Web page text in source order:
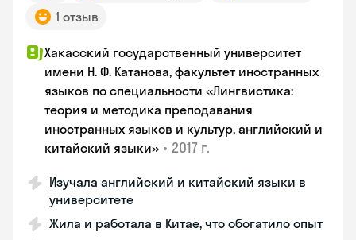
1 отзыв
Хакасский государственный университет
имени Н. Ф. Катанова, факультет иностранных
языков по специальности «Лингвистика:
теория и методика преподавания
иностранных языков и культур, английский и
китайский языки» • 2017 г.
Изучала английский и китайский языки в
университете
Жила и работала в Китае, что обогатило опыт